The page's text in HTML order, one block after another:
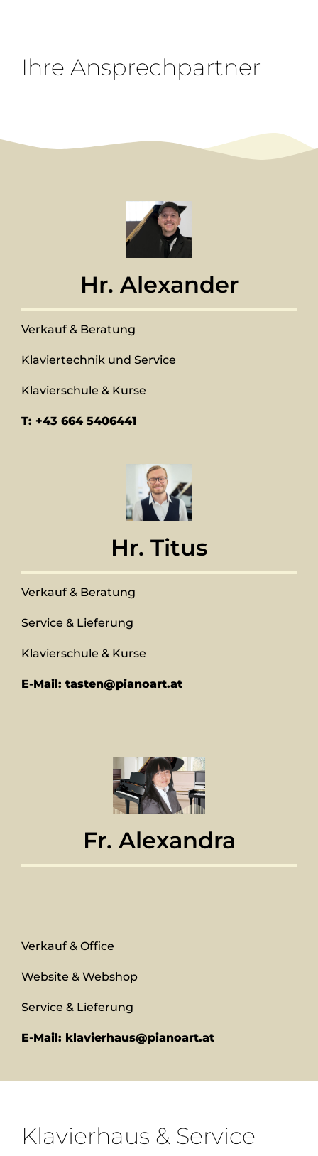
Ihre Ansprechpartner
Hr. Alexander
Verkauf & Beratung
Klaviertechnik und Service
Klavierschule & Kurse
T: +43 664 5406441
Hr. Titus
Verkauf & Beratung
Service & Lieferung
Klavierschule & Kurse
E-Mail: tasten@pianoart.at
Fr. Alexandra
Verkauf & Office
Website & Webshop
Service & Lieferung
E-Mail: klavierhaus@pianoart.at
Klavierhaus & Service